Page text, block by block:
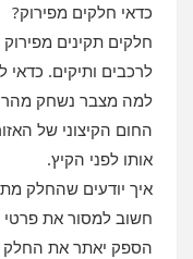
כדאי חלקים מפירוק?
חלקים תקינים
לרכבים ותיקים. כדאי
למה מצבר נשחק מהר
החום הקיצוני של
אותו לפני הקיץ.
איך יודעים שהחלק
חשוב למסור את פרטי
הספק יאתר את החלק